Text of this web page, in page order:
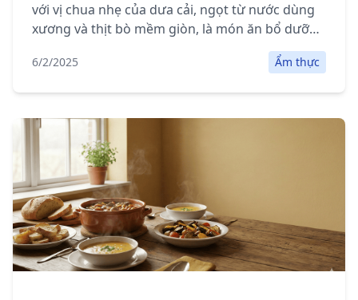
với vị chua nhẹ của dưa cải, ngọt từ nước dùng
xương và thịt bò mềm giòn, là món ăn bổ dưỡng
6/2/2025 Ẩm thực